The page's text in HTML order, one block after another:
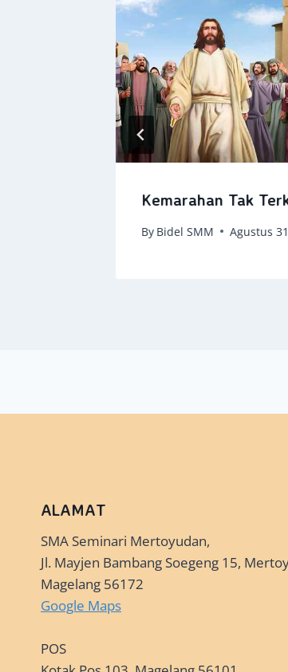
Kemarahan Tak
By Bidel SMM Agustus
ALAMAT
SMA Seminari Mertoyudan,
Jl. Mayjen Bambang Soegeng 15,
Magelang 56172
Google Maps
POS